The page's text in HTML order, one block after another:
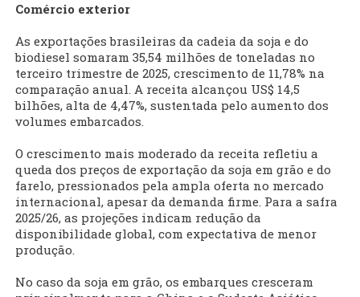
Comércio exterior
As exportações brasileiras da cadeia da soja e do
biodiesel somaram 35,54 milhões de toneladas no
terceiro trimestre de 2025, crescimento de 11,78% na
comparação anual. A receita alcançou US$ 14,5
bilhões, alta de 4,47%, sustentada pelo aumento dos
volumes embarcados.
O crescimento mais moderado da receita refletiu a
queda dos preços de exportação da soja em grão e do
farelo, pressionados pela ampla oferta no mercado
internacional, apesar da demanda firme. Para a safra
2025/26, as projeções indicam redução da
disponibilidade global, com expectativa de menor
produção.
No caso da soja em grão, os embarques cresceram